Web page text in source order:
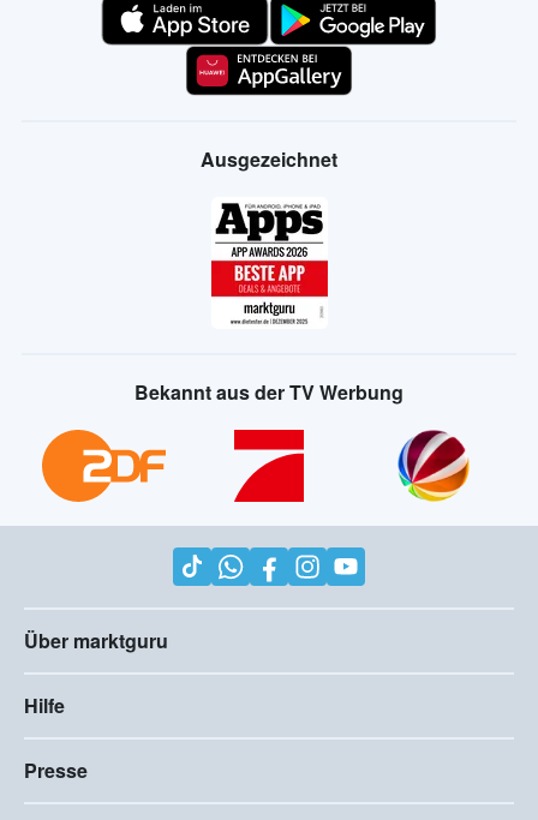
Ausgezeichnet
Bekannt aus der TV Werbung
Über marktguru
Hilfe
Presse